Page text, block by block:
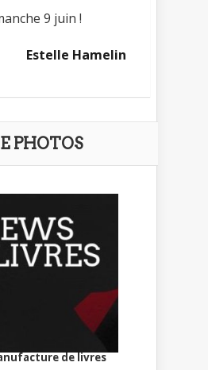
9 juin !
Estelle Hamelin
PHOTOS
de livres